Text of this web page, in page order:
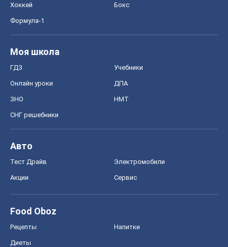
Хоккей Бокс
Формула-1
Моя школа
ГДЗ Учебники
Онлайн уроки ДПА
ЗНО НМТ
СНГ решебники
Авто
Тест Драйв Электромобили
Акции Сервис
Food Oboz
Рецепты Напитки
Диеты